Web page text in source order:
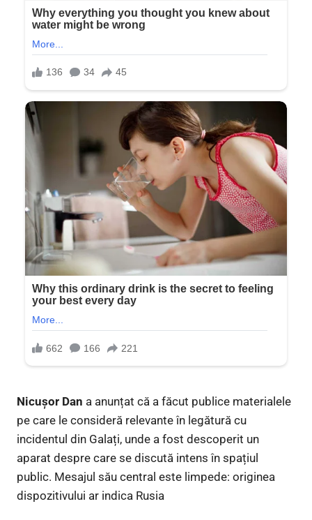
Nicușor Dan a anunțat că a făcut publice materialele
pe care le consideră relevante în legătură cu
incidentul din Galați, unde a fost descoperit un
aparat despre care se discută intens în spațiul
public. Mesajul său central este limpede: originea
dispozitivului ar indica Rusia